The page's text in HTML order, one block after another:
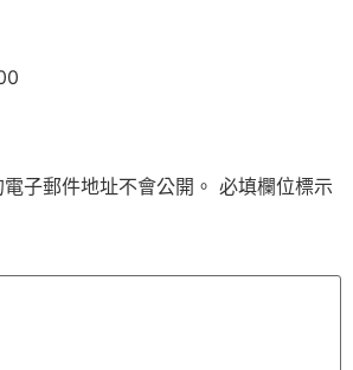
子郵件地址不會公開。 必填欄位標示